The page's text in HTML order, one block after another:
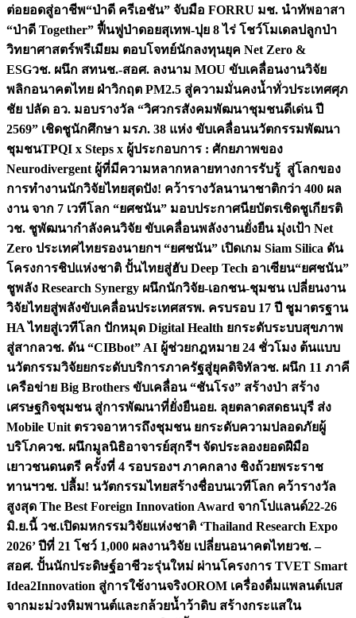
ต่อยอดสู่อาชีพ“ป่าดี ครีเอชัน” จับมือ FORRU มช. นำทัพอาสา
“ป่าดี Together” ฟื้นฟูป่าดอยสุเทพ-ปุย 8 ไร่ โชว์โมเดลปลูกป่า
วิทยาศาสตร์พรีเมียม ตอบโจทย์นักลงทุนยุค Net Zero &
ESGวช. ผนึก สทนช.-สอศ. ลงนาม MOU ขับเคลื่อนงานวิจัย
พลิกอนาคตไทย ฝ่าวิกฤต PM2.5 สู่ความมั่นคงน้ำทั่วประเทศศุภ
ชัย ปลัด อว. มอบรางวัล “วิศวกรสังคมพัฒนาชุมชนดีเด่น ปี
2569” เชิดชูนักศึกษา มรภ. 38 แห่ง ขับเคลื่อนนวัตกรรมพัฒนา
ชุมชนTPQI x Steps x ผู้ประกอบการ : ศักยภาพของ
Neurodivergent ผู้ที่มีความหลากหลายทางการรับรู้ สู่โลกของ
การทำงานนักวิจัยไทยสุดปัง! คว้ารางวัลนานาชาติกว่า 400 ผล
งาน จาก 7 เวทีโลก “ยศชนัน” มอบประกาศนียบัตรเชิดชูเกียรติ
วช. ชูพัฒนากำลังคนวิจัย ขับเคลื่อนพลังงานยั่งยืน มุ่งเป้า Net
Zero ประเทศไทยรองนายกฯ “ยศชนัน” เปิดเกม Siam Silica ดัน
โครงการชิปแห่งชาติ ปั้นไทยสู่ฮับ Deep Tech อาเซียน“ยศชนัน”
ชูพลัง Research Synergy ผนึกนักวิจัย-เอกชน-ชุมชน เปลี่ยนงาน
วิจัยไทยสู่พลังขับเคลื่อนประเทศสรพ. ครบรอบ 17 ปี ชูมาตรฐาน
HA ไทยสู่เวทีโลก ปักหมุด Digital Health ยกระดับระบบสุขภาพ
สู่สากลวช. ดัน “CIBbot” AI ผู้ช่วยกฎหมาย 24 ชั่วโมง ต้นแบบ
นวัตกรรมวิจัยยกระดับบริการภาครัฐสู่ยุคดิจิทัลวช. ผนึก 11 ภาคี
เครือข่าย Big Brothers ขับเคลื่อน “ชันโรง” สร้างป่า สร้าง
เศรษฐกิจชุมชน สู่การพัฒนาที่ยั่งยืนอย. ลุยตลาดสดธนบุรี ส่ง
Mobile Unit ตรวจอาหารถึงชุมชน ยกระดับความปลอดภัยผู้
บริโภควช. ผนึกมูลนิธิอาจารย์สุกรีฯ จัดประลองยอดฝีมือ
เยาวชนดนตรี ครั้งที่ 4 รอบรองฯ ภาคกลาง ชิงถ้วยพระราช
ทานฯวช. ปลื้ม! นวัตกรรมไทยสร้างชื่อบนเวทีโลก คว้ารางวัล
สูงสุด The Best Foreign Innovation Award จากโปแลนด์22-26
มิ.ย.นี้ วช.เปิดมหกรรมวิจัยแห่งชาติ ‘Thailand Research Expo
2026’ ปีที่ 21 โชว์ 1,000 ผลงานวิจัย เปลี่ยนอนาคตไทยวช. –
สอศ. ปั้นนักประดิษฐ์อาชีวะรุ่นใหม่ ผ่านโครงการ TVET Smart
Idea2Innovation สู่การใช้งานจริงOROM เครื่องดื่มแพลนต์เบส
จากมะม่วงหิมพานต์และกล้วยน้ำว้าดิบ สร้างกระแสใน